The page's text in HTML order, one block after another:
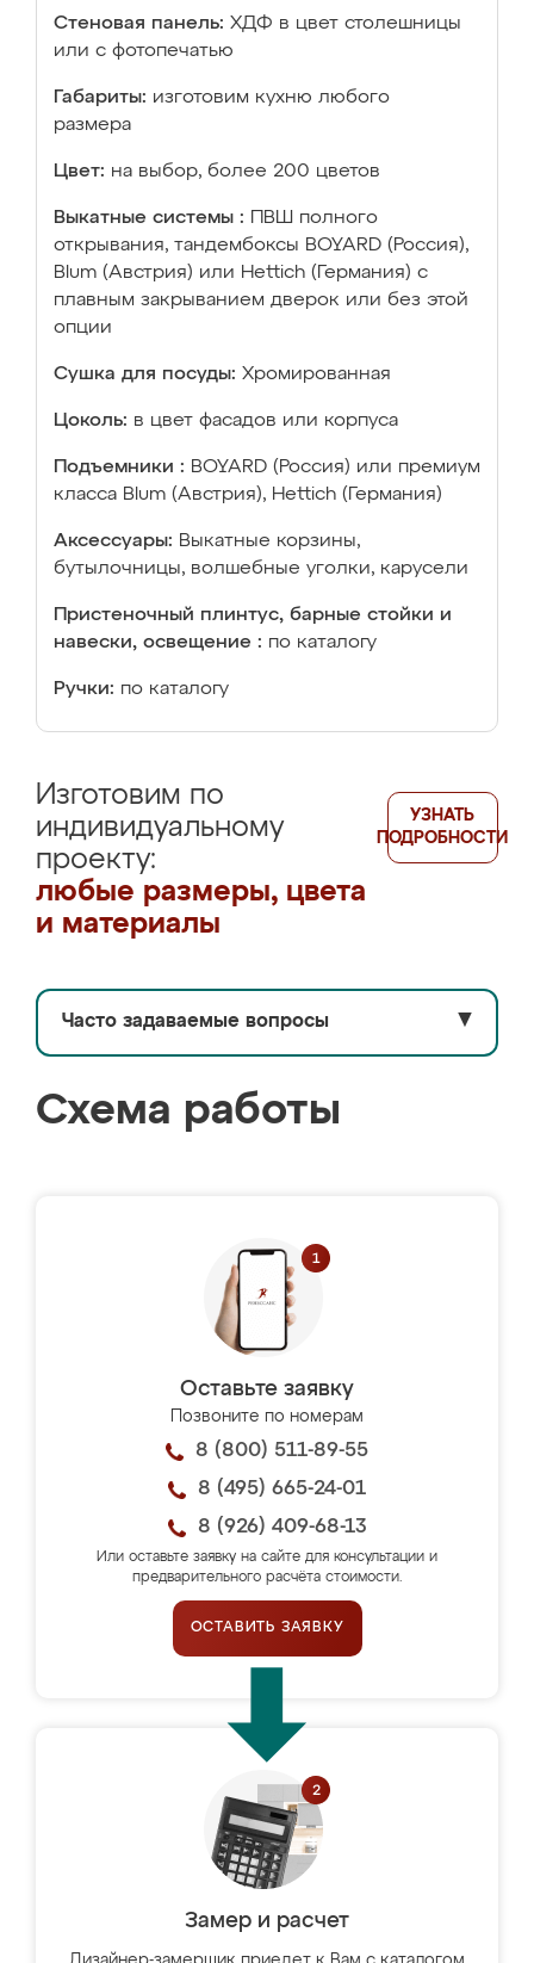
Стеновая панель: ХДФ в цвет столешницы
или с фотопечатью
Габариты: изготовим кухню любого
размера
Цвет: на выбор, более 200 цветов
Выкатные системы :
ПВШ полного
открывания, тандембоксы BOYARD (Россия),
Blum (Австрия) или Hettich (Германия) с
плавным закрыванием дверок или без этой
опции
Сушка для посуды: Хромированная
Цоколь: в цвет фасадов или корпуса
Подъемники : BOYARD (Россия) или премиум
класса Blum (Австрия), Hettich (Германия)
Аксессуары: Выкатные корзины,
бутылочницы, волшебные уголки, карусели
Пристеночный плинтус, барные стойки и
навески, освещение : по каталогу
Ручки: по каталогу
Изготовим по
индивидуальному
проекту:
любые размеры, цвета
и материалы
УЗНАТЬ
ПОДРОБНОСТИ
Часто задаваемые вопросы ▼
Схема работы
Оставьте заявку
Позвоните по номерам
8 (800) 511-89-55
8 (495) 665-24-01
8 (926) 409-68-13
Или оставьте заявку на сайте для консультации и
предварительного расчёта стоимости.
ОСТАВИТЬ ЗАЯВКУ
Замер и расчет